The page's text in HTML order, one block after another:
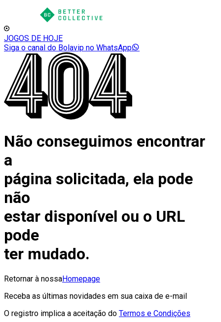
JOGOS DE HOJE
Siga o canal do Bolavip no WhatsApp
Não conseguimos encontrar
a
página solicitada, ela pode
não
estar disponível ou o URL
pode
ter mudado.
Retornar à nossaHomepage
Receba as últimas novidades em sua caixa de e-mail
O registro implica a aceitação do Termos e Condições